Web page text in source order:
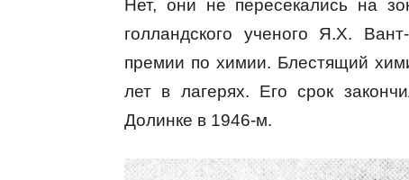
Нет, они не пересекались на
голландского ученого Я.Х.
премии по химии. Блестящий
лет в лагерях. Его срок
Долинке в 1946-м.